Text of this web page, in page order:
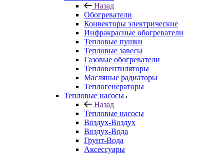
Назад
Обогреватели
Конвекторы электрические
Инфракрасные обогреватели
Тепловые пушки
Тепловые завесы
Газовые обогреватели
Тепловентиляторы
Масляные радиаторы
Теплогенераторы
Тепловые насосы
Назад
Тепловые насосы
Воздух-Воздух
Воздух-Вода
Грунт-Вода
Аксессуары